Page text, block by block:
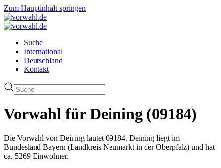
Zum Hauptinhalt springen
Suche
International
Deutschland
Kontakt
Vorwahl für Deining (09184)
Die Vorwahl von Deining lautet 09184. Deining liegt im
Bundesland Bayern (Landkreis Neumarkt in der Oberpfalz) und hat
ca. 5269 Einwohner.